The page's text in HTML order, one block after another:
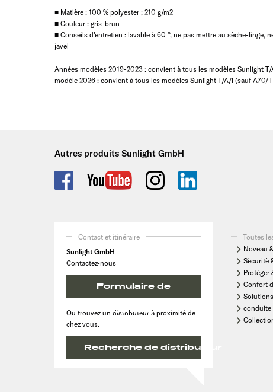
■ Matière : 100 % polyester ; 210 g/m2
■ Couleur : gris-brun
■ Conseils d'entretien : lavable à 60 °, ne pas mettre au sèche-linge,
javel
Années modèles 2019-2023 : convient à tous les modèles Sunlight
modèle 2026 : convient à tous les modèles Sunlight T/A/I (sauf A70/
Autres produits Sunlight GmbH
Contact et itinéraire
Sunlight GmbH
Contactez-nous
Formulaire de
contact
Ou trouvez un distributeur à proximité de
chez vous.
Recherche de distributeur
Toutes
Noveau
Sècuritè
Protèger
Confort
conduite